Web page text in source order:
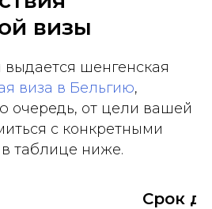
визы
шенгенская
виза в Бельгию,
очередь, от цели вашей
с конкретными
таблице ниже.
Срок